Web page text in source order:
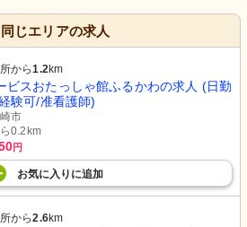
同じエリアの求人
から1.2km
ビスおたっしゃ館ふるかわの求人 (日勤
験可/准看護師)
市
0.2km
円
お気に入り に追加
から2.6km